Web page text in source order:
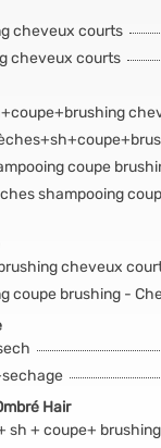
cheveux courts
cheveux courts
coupe
shampooing
cheveux
coupe brushing -
Hair
sh + coupe+ brushing